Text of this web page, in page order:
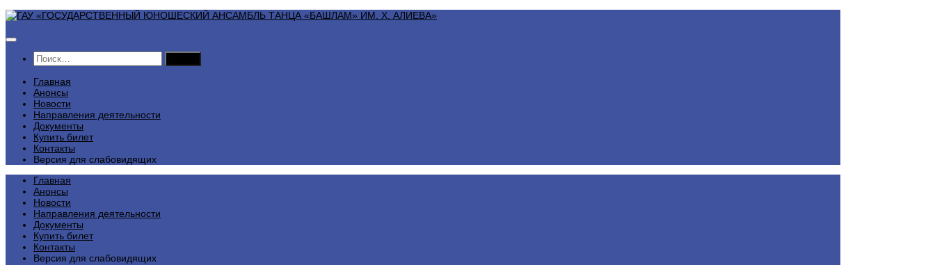
Перейти
содержимому
Найти:
Главная
Анонсы
Новости
Направления деятельности
Документы
Купить билет
Контакты
Версия для слабовидящих
Главная
Анонсы
Новости
Направления деятельности
Документы
Купить билет
Контакты
Версия для слабовидящих